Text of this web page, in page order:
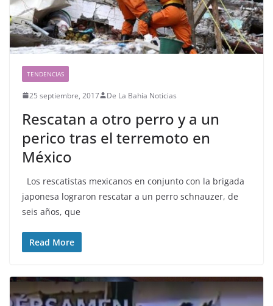
TENDENCIAS
25 septiembre, 2017 De La Bahía Noticias
Rescatan a otro perro y a un
perico tras el terremoto en
México
Los rescatistas mexicanos en conjunto con la brigada
japonesa lograron rescatar a un perro schnauzer, de
seis años, que
Read More